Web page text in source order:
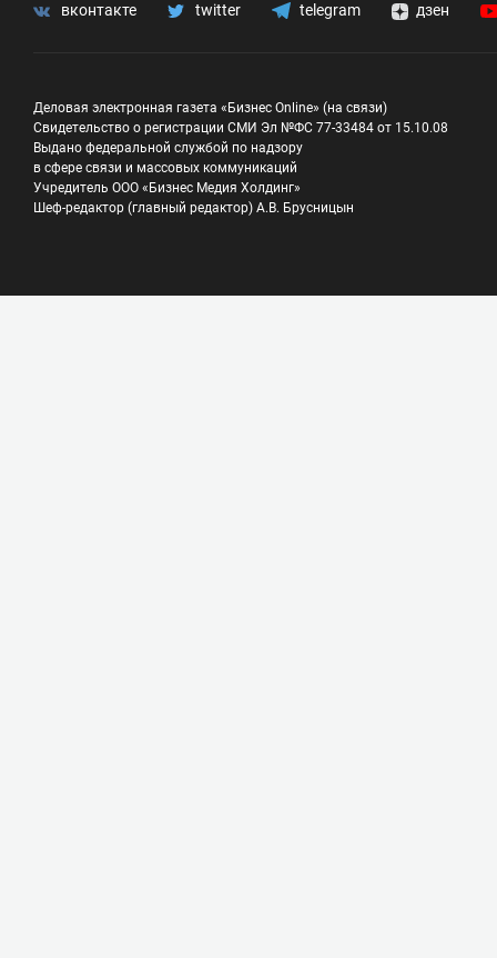
вконтакте twitter telegram дзен
Деловая электронная газета «Бизнес Online» (на связи)
Свидетельство о регистрации СМИ Эл №ФС 77-33484 от 15.10.08
Выдано федеральной службой по надзору
в сфере связи и массовых коммуникаций
Учредитель ООО «Бизнес Медия Холдинг»
Шеф-редактор (главный редактор) А.В. Брусницын